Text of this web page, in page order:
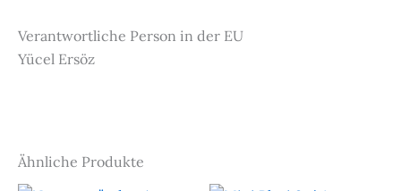
Verantwortliche Person in der EU
Yücel Ersöz
Ähnliche Produkte